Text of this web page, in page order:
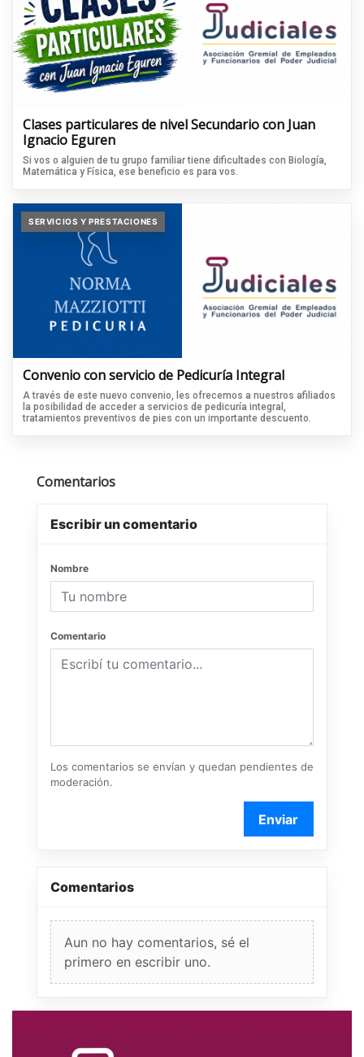
Clases particulares de nivel Secundario con Juan
Ignacio Eguren
Si vos o alguien de tu grupo familiar tiene dificultades con Biología,
Matemática y Física, ese beneficio es para vos.
SERVICIOS Y PRESTACIONES
Convenio con servicio de Pedicuría Integral
A través de este nuevo convenio, les ofrecemos a nuestros afiliados
la posibilidad de acceder a servicios de pedicuría integral,
tratamientos preventivos de pies con un importante descuento.
Comentarios
Escribir un comentario
Nombre
Comentario
Los comentarios se envían y quedan pendientes de
moderación.
Enviar
Comentarios
Aun no hay comentarios, sé el
primero en escribir uno.